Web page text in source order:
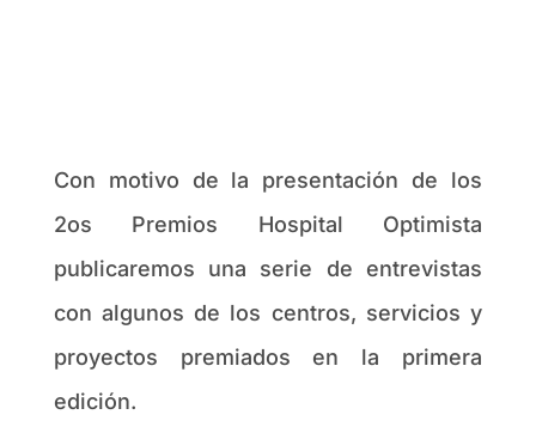
Con motivo de la presentación de los
2os Premios Hospital Optimista
publicaremos una serie de entrevistas
con algunos de los centros, servicios y
proyectos premiados en la primera
edición.